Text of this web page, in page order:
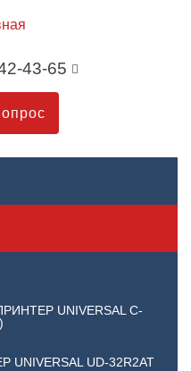
43-65
UNIVERSAL C-
UD-32R2AT